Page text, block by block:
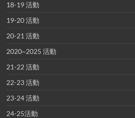
18-19 活動
19-20 活動
20-21 活動
2020~2025 活動
21-22 活動
22-23 活動
23-24 活動
24-25活動